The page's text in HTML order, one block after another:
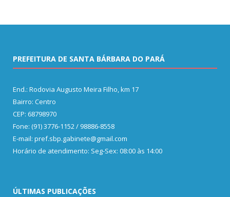
PREFEITURA DE SANTA BÁRBARA DO PARÁ
End.: Rodovia Augusto Meira Filho, km 17
Bairro: Centro
CEP: 68798970
Fone: (91) 3776-1152 / 98886-8558
E-mail: pref.sbp.gabinete@gmail.com
Horário de atendimento: Seg-Sex: 08:00 às 14:00
ÚLTIMAS PUBLICAÇÕES